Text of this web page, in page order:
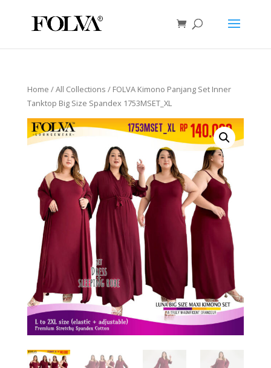
Home /All Collections / FOLVA Kimono Panjang Set Inner
Tanktop Big Size Spandex 1753MSET_XL